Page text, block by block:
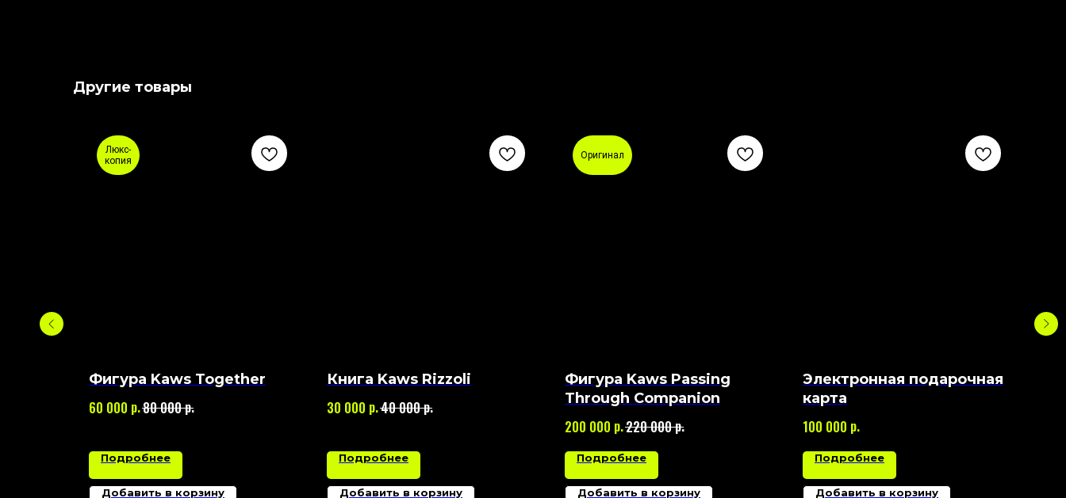
Другие товары
Люкс-
копия
Фигура Kaws Together
60 000 р.80 000р.
Подробнее
Добавить в корзину
Книга Kaws Rizzoli
30 000 р.40 000р.
Подробнее
Добавить в корзину
Оригинал
Фигура Kaws Passing
Through Companion
200 000 р.220 000р.
Подробнее
Добавить в корзину
Электронная подарочная
карта
100 000 р.
Подробнее
Добавить в корзину